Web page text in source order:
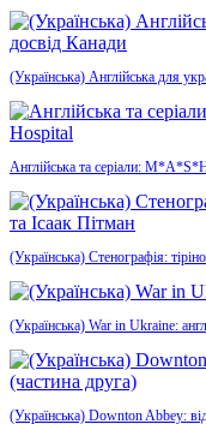
(Українська) Англійська для
Англійська та серіали:
(Українська) Стенографія:
(Українська) War in Ukraine:
(Українська) Downton Abbey: